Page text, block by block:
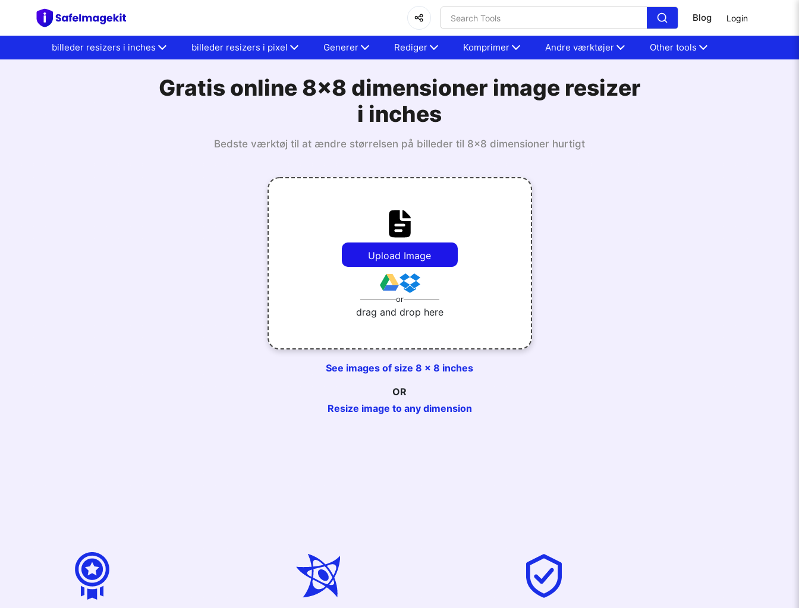
Blog Login
billeder resizers i inches billeder resizers i pixel Generer Rediger Komprimer Andre værktøjer Other tools
Gratis online 8x8 dimensioner image resizer
i inches
Bedste værktøj til at ændre størrelsen på billeder til 8x8 dimensioner hurtigt
Upload Image
or
drag and drop here
See images of size 8 x 8 inches
OR
Resize image to any dimension